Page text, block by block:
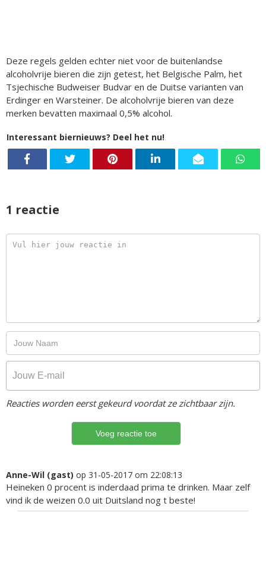
Deze regels gelden echter niet voor de buitenlandse
alcoholvrije bieren die zijn getest, het Belgische Palm, het
Tsjechische Budweiser Budvar en de Duitse varianten van
Erdinger en Warsteiner. De alcoholvrije bieren van deze
merken bevatten maximaal 0,5% alcohol.
Interessant biernieuws? Deel het nu!
1 reactie
Reacties worden eerst gekeurd voordat ze zichtbaar zijn.
Anne-Wil (gast) op 31-05-2017 om 22:08:13
Heineken 0 procent is inderdaad prima te drinken. Maar zelf
vind ik de weizen 0.0 uit Duitsland nog t beste!